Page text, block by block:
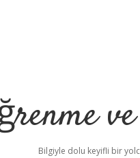
Bilgiyle dolu keyifli bir